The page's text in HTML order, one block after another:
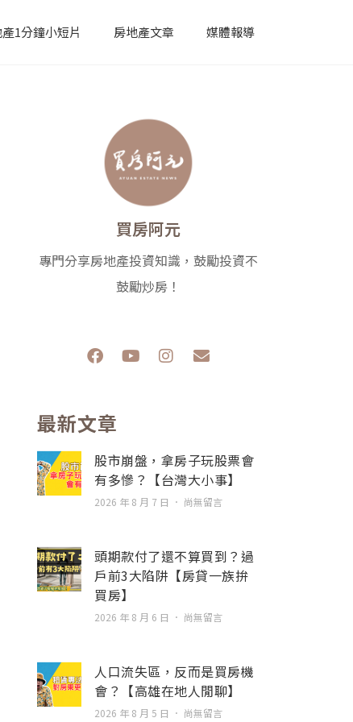
1分鐘小短片 房地產文章 媒體報導
買房阿元
專門分享房地產投資知識，鼓勵投資不
鼓勵炒房！
F
a
b
o
o
k
Y
o
e
I
n
r
a
m
E
n
p
e
最新文章
股市崩盤，拿房子玩股票會
有多慘？【台灣大小事】
2026 年 8 月 7 日 尚無留言
頭期款付了還不算買到？過
戶前3大陷阱【房貸一族拚
買房】
2026 年 8 月 6 日 尚無留言
人口流失區，反而是買房機
會？【高雄在地人閒聊】
2026 年 8 月 5 日 尚無留言